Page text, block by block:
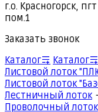
г.о. Красногорск,
пом.1
Заказать звонок
Каталог
Каталог
Листовой лоток
Листовой лоток
Лестничный лоток
Проволочный лоток